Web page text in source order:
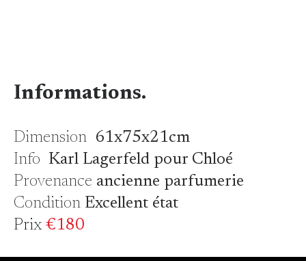
Informations.
Dimension61x75x21cm
Info Karl Lagerfeld pour Chloé
Provenance ancienne parfumerie
Condition Excellent état
Prix€180